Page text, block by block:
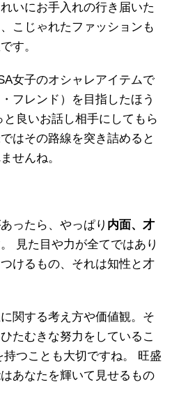
いにお手入れの行き届いた
こじゃれたファッションも
す。
女子のオシャレアイテムで
フレンド）を目指したほう
良いお話し相手にしてもら
はその路線を突き詰めると
せんね。
ったら、やっぱり 内面、才
見た目や力が全てではあり
けるもの、それは知性と才
関する考え方や価値観。そ
たむきな努力をしているこ
つことも大切ですね。 旺盛
あなたを輝いて見せるもの